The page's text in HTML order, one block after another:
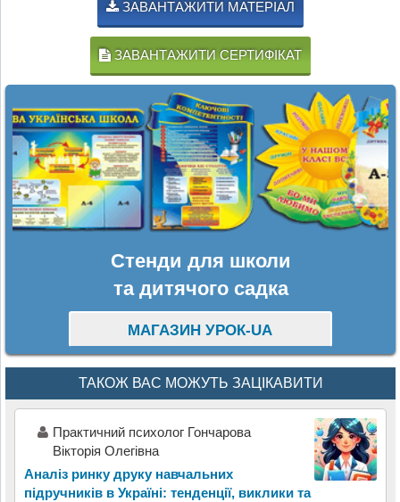
ЗАВАНТАЖИТИ МАТЕРІАЛ
ЗАВАНТАЖИТИ СЕРТИФІКАТ
Стенди для школи
та дитячого садка
МАГАЗИН УРОК-UA
ТАКОЖ ВАС МОЖУТЬ ЗАЦІКАВИТИ
Практичний психолог Гончарова
Вікторія Олегівна
Аналіз ринку друку навчальних
підручників в Україні: тенденції, виклики та